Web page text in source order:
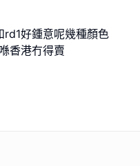
好鍾意呢幾種顏色